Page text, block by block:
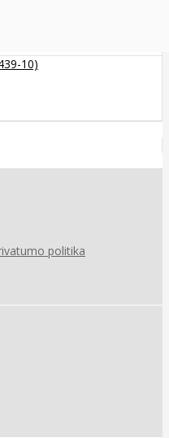
10)
politika